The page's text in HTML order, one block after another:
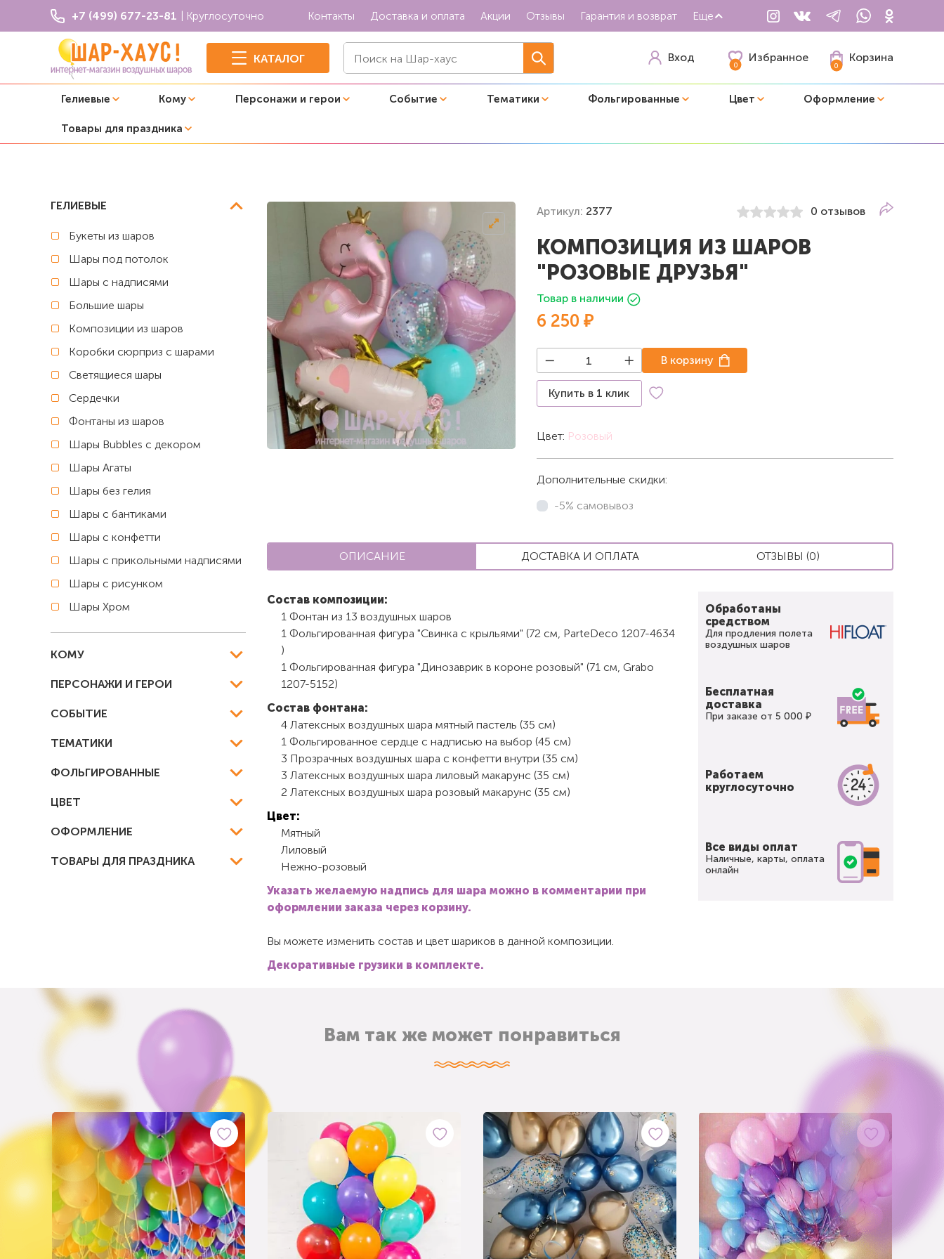
+7 (499) 677-23-81 | Круглосуточно Контакты Доставка и оплата Акции Отзывы Гарантия и возврат Еще
КАТАЛОГ Вход
0
Избранное
0
Корзина
Гелиевые Кому Персонажи и герои Событие Тематики Фольгированные Цвет Оформление
Товары для праздника
Композиции из шаров
ГЕЛИЕВЫЕ
Букеты из шаров
Шары под потолок
Шары с надписями
Большие шары
Композиции из шаров
Коробки сюрприз с шарами
Светящиеся шары
Сердечки
Фонтаны из шаров
Шары Bubbles с декором
Шары Агаты
Шары без гелия
Шары с бантиками
Шары с конфетти
Шары с прикольными надписями
Шары с рисунком
Шары Хром
КОМУ
ПЕРСОНАЖИ И ГЕРОИ
СОБЫТИЕ
ТЕМАТИКИ
ФОЛЬГИРОВАННЫЕ
ЦВЕТ
ОФОРМЛЕНИЕ
ТОВАРЫ ДЛЯ ПРАЗДНИКА
Артикул: 2377 0 отзывов
КОМПОЗИЦИЯ ИЗ ШАРОВ
"РОЗОВЫЕ ДРУЗЬЯ"
Товар в наличии
6 250 ₽
Купить в 1 клик
В корзину
Цвет: Розовый
Дополнительные скидки:
-5% самовывоз
ОПИСАНИЕ ДОСТАВКА И ОПЛАТА ОТЗЫВЫ (0)
Состав композиции:
1 Фонтан из 13 воздушных шаров
1 Фольгированная фигура "Свинка с крыльями" (72 см, ParteDeco 1207-4634
)
1 Фольгированная фигура "Динозаврик в короне розовый" (71 см, Grabo
1207-5152)
Состав фонтана:
4 Латексных воздушных шара мятный пастель (35 см)
1 Фольгированное сердце с надписью на выбор (45 см)
3 Прозрачных воздушных шара с конфетти внутри (35 см)
3 Латексных воздушных шара лиловый макарунс (35 см)
2 Латексных воздушных шара розовый макарунс (35 см)
Цвет:
Мятный
Лиловый
Нежно-розовый
Указать желаемую надпись для шара можно в комментарии при
оформлении заказа через корзину.
Вы можете изменить состав и цвет шариков в данной композиции.
Декоративные грузики в комплекте.
Обработаны
средством
Для продления полета
воздушных шаров
Бесплатная
доставка
При заказе от 5 000 ₽
Работаем
круглосуточно
Все виды оплат
Наличные, карты, оплата
онлайн
Вам так же может понравиться